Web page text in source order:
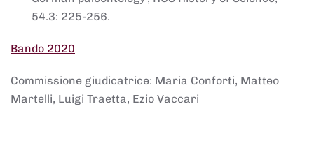
54.3: 225-256.
Bando 2020
Commissione giudicatrice: Maria Conforti, Matteo
Martelli, Luigi Traetta, Ezio Vaccari